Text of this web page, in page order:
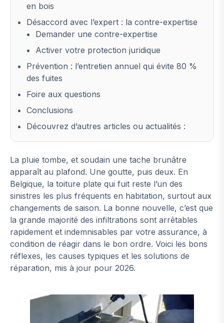
en bois
Désaccord avec l’expert : la contre-expertise
Demander une contre-expertise
Activer votre protection juridique
Prévention : l’entretien annuel qui évite 80 %
des fuites
Foire aux questions
Conclusions
Découvrez d’autres articles ou actualités :
La pluie tombe, et soudain une tache brunâtre
apparaît au plafond. Une goutte, puis deux. En
Belgique, la toiture plate qui fuit reste l’un des
sinistres les plus fréquents en habitation, surtout aux
changements de saison. La bonne nouvelle, c’est que
la grande majorité des infiltrations sont arrêtables
rapidement et indemnisables par votre assurance, à
condition de réagir dans le bon ordre. Voici les bons
réflexes, les causes typiques et les solutions de
réparation, mis à jour pour 2026.